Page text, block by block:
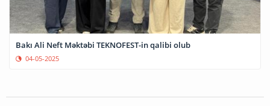
Bakı Ali Neft Məktəbi TEKNOFEST-in qalibi olub
04-05-2025